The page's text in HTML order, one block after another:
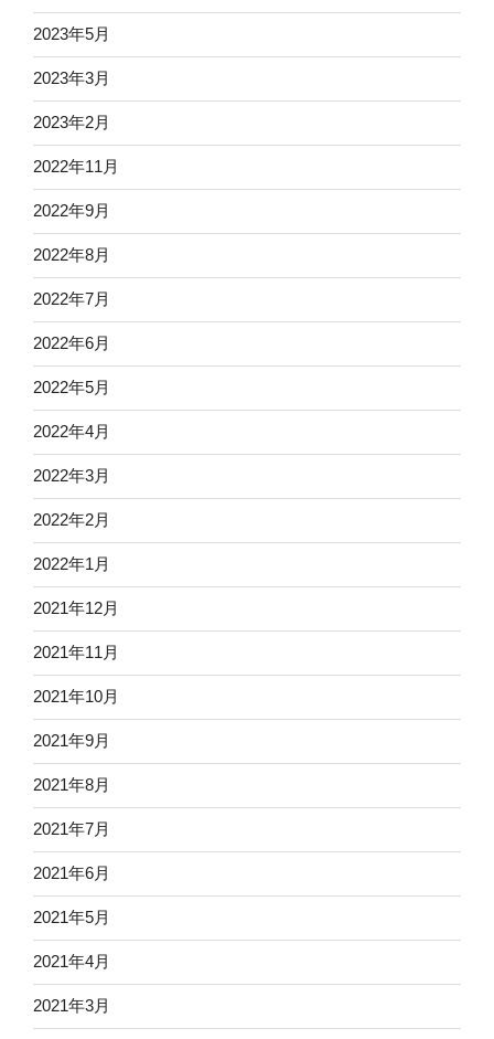
2023年5月
2023年3月
2023年2月
2022年11月
2022年9月
2022年8月
2022年7月
2022年6月
2022年5月
2022年4月
2022年3月
2022年2月
2022年1月
2021年12月
2021年11月
2021年10月
2021年9月
2021年8月
2021年7月
2021年6月
2021年5月
2021年4月
2021年3月